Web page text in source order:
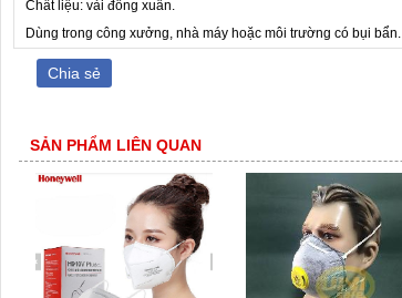
Chất liệu: vải đông xuân.
Dùng trong công xưởng, nhà máy hoặc môi trường có bụi bẩn.
Chia sẻ
SẢN PHẨM LIÊN QUAN